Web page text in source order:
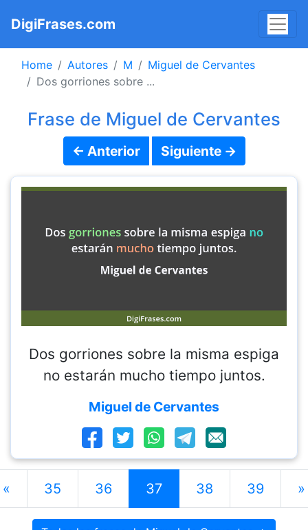
DigiFrases.com
Home Autores M
Miguel de Cervantes
Dos gorriones sobre ...
Frase de Miguel de Cervantes
← Anterior Siguiente →
Dos gorriones sobre la misma espiga
no estarán mucho tiempo juntos.
Miguel de Cervantes
« 35 36 37 38 39 »